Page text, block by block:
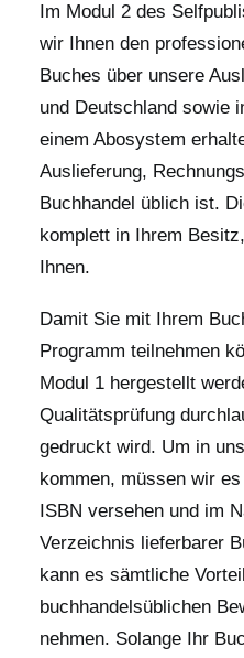
Im Modul 2 des
wir Ihnen den
Buches über unsere
und Deutschland sowie
einem Abosystem
Auslieferung,
Buchhandel üblich ist.
komplett in Ihrem
Ihnen.
Damit Sie mit Ihrem
Programm teilnehmen
Modul 1 hergestellt
Qualitätsprüfung
gedruckt wird. Um in
kommen, müssen wir
ISBN versehen und im
Verzeichnis lieferbarer
kann es sämtliche
buchhandelsüblichen
nehmen. Solange Ihr